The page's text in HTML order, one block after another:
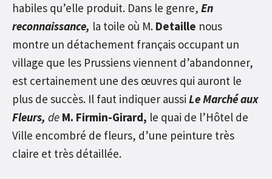
habiles qu’elle produit. Dans le genre, En
reconnaissance, la toile où M. Detaille nous
montre un détachement français occupant un
village que les Prussiens viennent d’abandonner,
est certainement une des œuvres qui auront le
plus de succès. Il faut indiquer aussi Le Marché aux
Fleurs, de M. Firmin-Girard, le quai de l’Hôtel de
Ville encombré de fleurs, d’une peinture très
claire et très détaillée.